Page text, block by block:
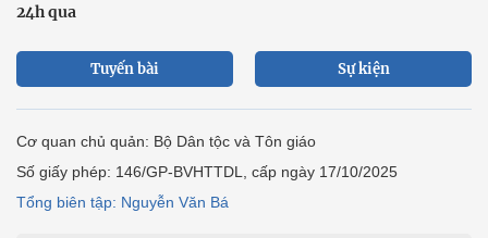
24h qua
Tuyến bài Sự kiện
Cơ quan chủ quản: Bộ Dân tộc và Tôn giáo
Số giấy phép: 146/GP-BVHTTDL, cấp ngày 17/10/2025
Tổng biên tập: Nguyễn Văn Bá